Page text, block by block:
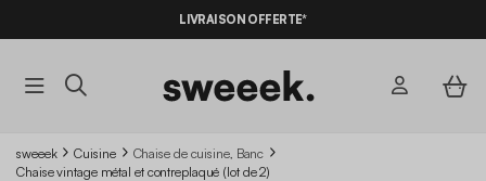
BONS PLANS* AVEC LECODE SUMMER10
LIVRAISON OFFERTE*
sweeek Cuisine
Chaise de cuisine, Banc
Chaise vintage métal et contreplaqué (lot de 2)